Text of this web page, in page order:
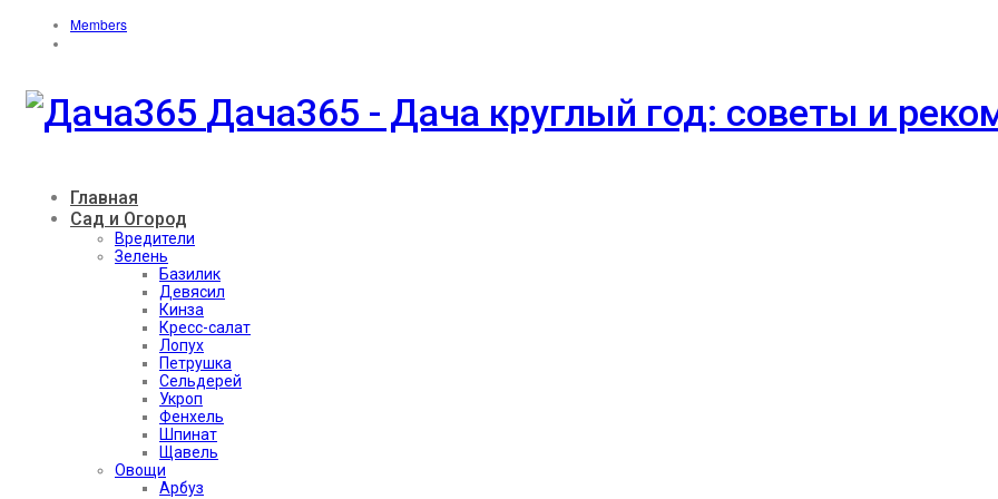
Members
Дача365 - Дача круглый год: советы и
Главная
Сад и Огород
Вредители
Зелень
Базилик
Девясил
Кинза
Кресс-салат
Лопух
Петрушка
Сельдерей
Укроп
Фенхель
Шпинат
Щавель
Овощи
Арбуз